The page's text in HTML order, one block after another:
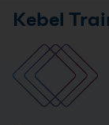
Kebel